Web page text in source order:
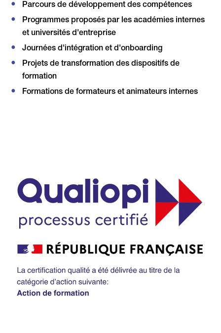
Parcours de développement des compétences
Programmes proposés par les académies internes
et universités d'entreprise
Journées d'intégration et d'onboarding
Projets de transformation des dispositifs de
formation
Formations de formateurs et animateurs internes